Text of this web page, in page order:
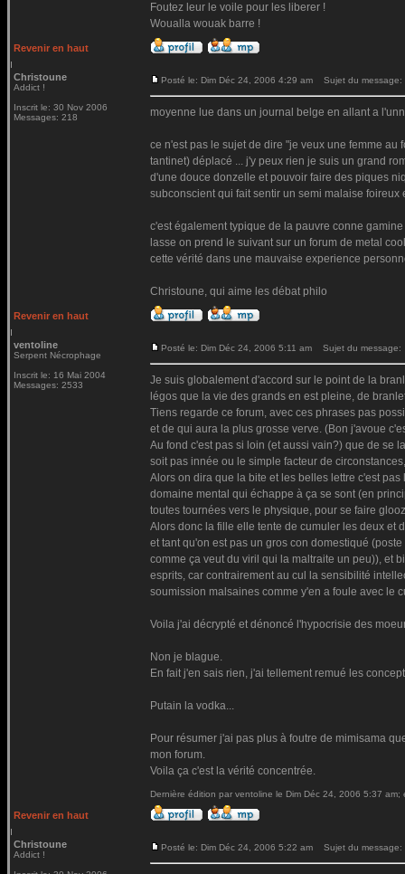
Foutez leur le voile pour les liberer !
Woualla wouak barre !
Revenir en haut
Christoune
Addict !
Inscrit le: 30 Nov 2006
Messages: 218
Posté le: Dim Déc 24, 2006 4:29 am Sujet du message:
moyenne lue dans un journal belge en allant a
ce n'est pas le sujet de dire "je veux une femme
tantinet) déplacé ... j'y peux rien je suis un grand
d'une douce donzelle et pouvoir faire des piques
subconscient qui fait sentir un semi malaise
c'est également typique de la pauvre conne
lasse on prend le suivant sur un forum de metal
cette vérité dans une mauvaise experience
Christoune, qui aime les débat philo
Revenir en haut
ventoline
Serpent Nécrophage
Inscrit le: 16 Mai 2004
Messages: 2533
Posté le: Dim Déc 24, 2006 5:11 am Sujet du message:
Je suis globalement d'accord sur le point de la
légos que la vie des grands en est pleine, de
Tiens regarde ce forum, avec ces phrases pas
et de qui aura la plus grosse verve. (Bon j'avoue
Au fond c'est pas si loin (et aussi vain?) que de se
soit pas innée ou le simple facteur de
Alors on dira que la bite et les belles lettre c'est
domaine mental qui échappe à ça se sont (en
toutes tournées vers le physique, pour se faire
Alors donc la fille elle tente de cumuler les deux et
et tant qu'on est pas un gros con domestiqué
comme ça veut du viril qui la maltraite un peu)), et
esprits, car contrairement au cul la sensibilité
soumission malsaines comme y'en a foule avec le
Voila j'ai décrypté et dénoncé l'hypocrisie des
Non je blague.
En fait j'en sais rien, j'ai tellement remué les
Putain la vodka...
Pour résumer j'ai pas plus à foutre de mimisama
mon forum.
Voila ça c'est la vérité concentrée.
Dernière édition par ventoline le Dim Déc 24, 2006 5:37 am;
Revenir en haut
Christoune
Addict !
Posté le: Dim Déc 24, 2006 5:22 am Sujet du message: